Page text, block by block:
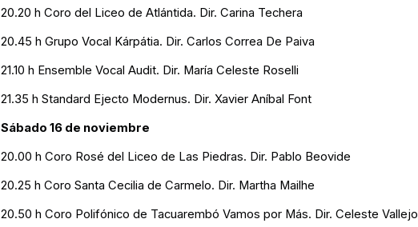
20.20 h Coro del Liceo de Atlántida. Dir. Carina Techera
20.45 h Grupo Vocal Kárpátia. Dir. Carlos Correa De Paiva
21.10 h Ensemble Vocal Audit. Dir. María Celeste Roselli
21.35 h Standard Ejecto Modernus. Dir. Xavier Aníbal Font
Sábado 16 de noviembre
20.00 h Coro Rosé del Liceo de Las Piedras. Dir. Pablo Beovide
20.25 h Coro Santa Cecilia de Carmelo. Dir. Martha Mailhe
20.50 h Coro Polifónico de Tacuarembó Vamos por Más. Dir. Celeste Vallejo